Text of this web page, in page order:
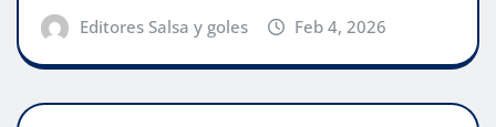
Editores Salsa y goles Feb 4, 2026